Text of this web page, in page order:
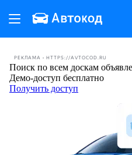
РЕКЛАМА • HTTPS://AVTOCOD.RU